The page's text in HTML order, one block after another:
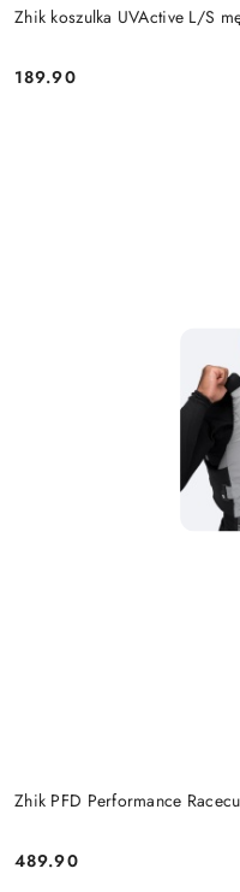
Zhik koszulka UVActive L/S
Cena:
189.90
Zhik PFD Performance
Cena:
489.90